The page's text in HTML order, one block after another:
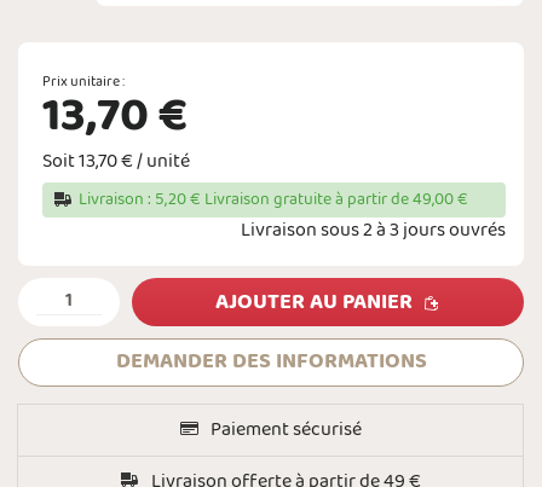
Prix unitaire :
13,70 €
Soit 13,70 € / unité
Livraison : 5,20 € Livraison gratuite à partir de 49,00 €
Livraison sous 2 à 3 jours ouvrés
AJOUTER AU PANIER
DEMANDER DES INFORMATIONS
Paiement sécurisé